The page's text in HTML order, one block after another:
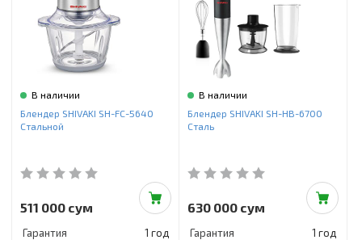
В наличии
Блендер SHIVAKI SH-FC-5640
Стальной
511 000 сум
Гарантия 1 год
В наличии
Блендер SHIVAKI SH-HB-6700
Сталь
630 000 сум
Гарантия 1 год